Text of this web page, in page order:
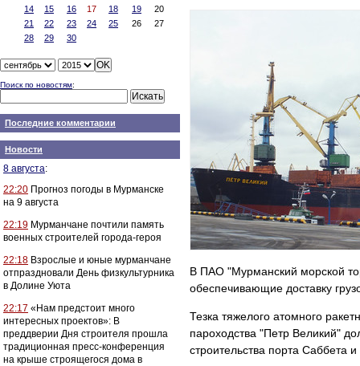
14
15 16 17 18 19
20
21
22 23 24 25 26
27
28
29 30
Поиск по новостям:
Последние комментарии
Новости
8 августа:
22:20 Прогноз погоды в Мурманске
на 9 августа
22:19 Мурманчане почтили память
военных строителей города-героя
22:18 Взрослые и юные мурманчане
отпраздновали День физкультурника
в Долине Уюта
22:17 «Нам предстоит много
интересных проектов»: В
преддверии Дня строителя прошла
традиционная пресс-конференция
на крыше строящегося дома в
В ПАО "Мурманский морской
обеспечивающие доставку
Тезка тяжелого атомного
пароходства "Петр Великий"
строительства порта Саббета